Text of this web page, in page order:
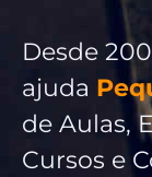
Desde
ajuda
de Aulas,
Cursos e